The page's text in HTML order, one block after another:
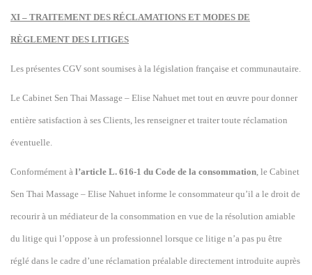
XI – TRAITEMENT DES RÉCLAMATIONS ET MODES DE
RÈGLEMENT DES LITIGES
Les présentes CGV sont soumises à la législation française et communautaire.
Le Cabinet Sen Thai Massage – Elise Nahuet met tout en œuvre pour donner
entière satisfaction à ses Clients, les renseigner et traiter toute réclamation
éventuelle.
Conformément à l’article L. 616-1 du Code de la consommation, le Cabinet
Sen Thai Massage – Elise Nahuet informe le consommateur qu’il a le droit de
recourir à un médiateur de la consommation en vue de la résolution amiable
du litige qui l’oppose à un professionnel lorsque ce litige n’a pas pu être
réglé dans le cadre d’une réclamation préalable directement introduite auprès